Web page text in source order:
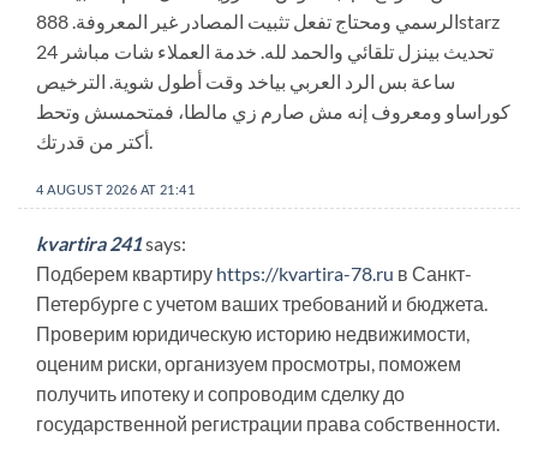
الرسمي ومحتاج تفعل تثبيت المصادر غير المعروفة. 888starz
تحديث بينزل تلقائي والحمد لله. خدمة العملاء شات مباشر 24
ساعة بس الرد العربي بياخد وقت أطول شوية. الترخيص
كوراساو ومعروف إنه مش صارم زي مالطا، فمتحمسش وتحط
4 AUGUST 2026 AT 21:41
kvartira 241says:
Подберем квартиру https://kvartira-78.ru в Санкт-
Петербурге с учетом ваших требований и бюджета.
Проверим юридическую историю недвижимости,
оценим риски, организуем просмотры, поможем
получить ипотеку и сопроводим сделку до
государственной регистрации права собственности.